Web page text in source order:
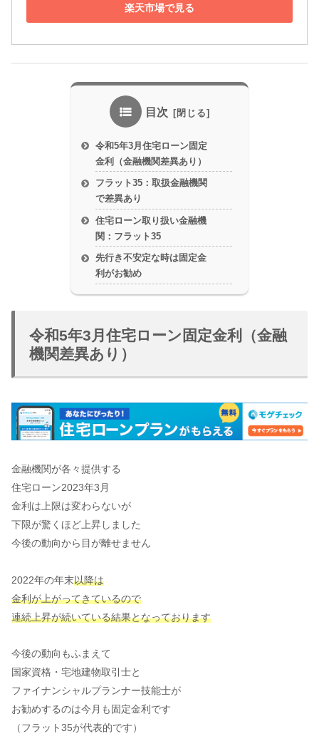
楽天市場で見る
目次
令和5年3月住宅ローン固定
金利（金融機関差異あり）
フラット35：取扱金融機関
で差異あり
住宅ローン取り扱い金融機
関：フラット35
先行き不安定な時は固定金
利がお勧め
令和5年3月住宅ローン固定金利（金融
機関差異あり）
金融機関が各々提供する
住宅ローン2023年3月
金利は上限は変わらないが
下限が驚くほど上昇しました
今後の動向から目が離せません
2022年の年末以降は
金利が上がってきているので
連続上昇が続いている結果となっております
今後の動向もふまえて
国家資格・宅地建物取引士と
ファイナンシャルプランナー技能士が
お勧めするのは今月も固定金利です
（フラット35が代表的です）